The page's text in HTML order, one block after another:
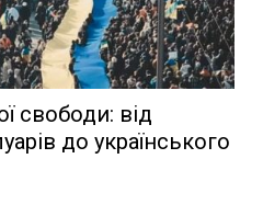
свободи: від
до українського